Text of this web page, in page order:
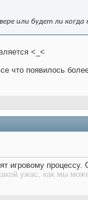
или будет ли
<_<
что появилось
игровому процессу.
ужас, как мы